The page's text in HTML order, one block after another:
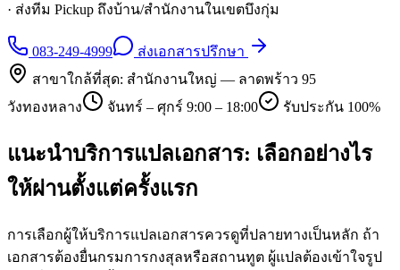
· ส่งทีม Pickup ถึงบ้าน/สำนักงานในเขตบึงกุ่ม
083-249-4999
ส่งเอกสารปรึกษา
สาขาใกล้ที่สุด: สำนักงานใหญ่ — ลาดพร้าว 95
วังทองหลาง
จันทร์ – ศุกร์ 9:00 – 18:00 รับประกัน 100%
แนะนำบริการแปลเอกสาร: เลือกอย่างไร
ให้ผ่านตั้งแต่ครั้งแรก
การเลือกผู้ให้บริการแปลเอกสารควรดูที่ปลายทางเป็นหลัก ถ้า
เอกสารต้องยื่นกรมการกงสุลหรือสถานทูต ผู้แปลต้องเข้าใจรูป